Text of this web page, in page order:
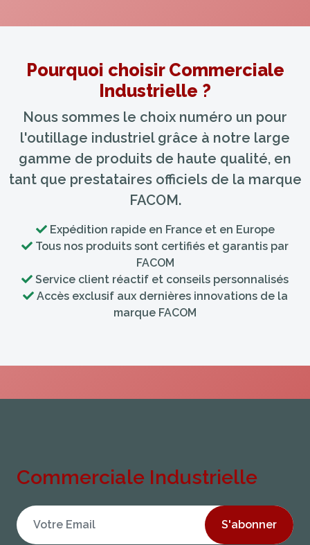
Pourquoi choisir Commerciale
Industrielle ?
Nous sommes le choix numéro un pour
l'outillage industriel grâce à notre large
gamme de produits de haute qualité, en
tant que prestataires officiels de la marque
FACOM.
Expédition rapide en France et en Europe
Tous nos produits sont certifiés et garantis par
FACOM
Service client réactif et conseils personnalisés
Accès exclusif aux dernières innovations de la
marque FACOM
Commerciale Industrielle
S'abonner